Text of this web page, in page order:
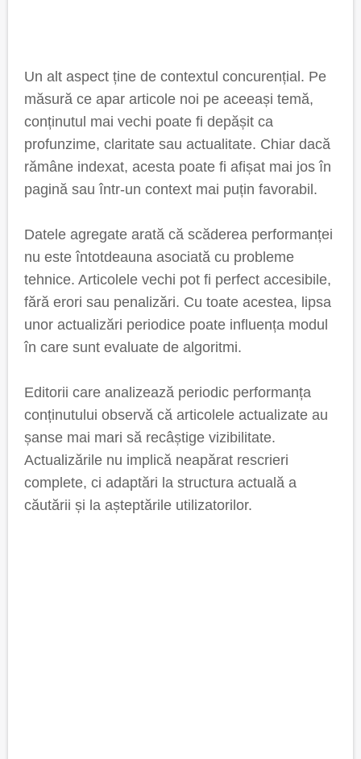
Un alt aspect ține de contextul concurențial. Pe
măsură ce apar articole noi pe aceeași temă,
conținutul mai vechi poate fi depășit ca
profunzime, claritate sau actualitate. Chiar dacă
rămâne indexat, acesta poate fi afișat mai jos în
pagină sau într-un context mai puțin favorabil.
Datele agregate arată că scăderea performanței
nu este întotdeauna asociată cu probleme
tehnice. Articolele vechi pot fi perfect accesibile,
fără erori sau penalizări. Cu toate acestea, lipsa
unor actualizări periodice poate influența modul
în care sunt evaluate de algoritmi.
Editorii care analizează periodic performanța
conținutului observă că articolele actualizate au
șanse mai mari să recâștige vizibilitate.
Actualizările nu implică neapărat rescrieri
complete, ci adaptări la structura actuală a
căutării și la așteptările utilizatorilor.